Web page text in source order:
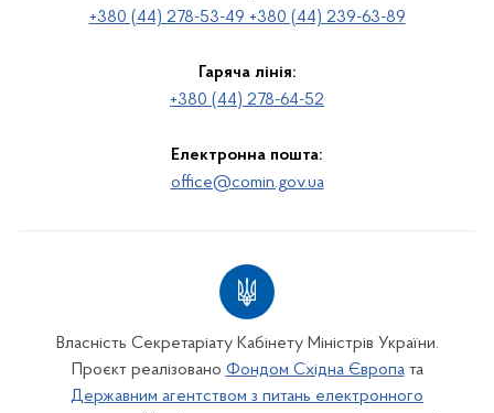
+380 (44) 278-53-49 +380 (44) 239-63-89
Гаряча лінія:
+380 (44) 278-64-52
Електронна пошта:
office@comin.gov.ua
Власність Секретаріату Кабінету Міністрів України.
Проєкт реалізовано Фондом Східна Європата
Державним агентством з питань електронного